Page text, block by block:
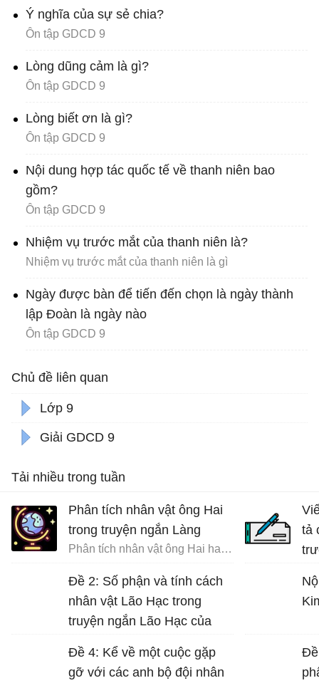
Ý nghĩa của sự sẻ chia?
Ôn tập GDCD 9
Lòng dũng cảm là gì?
Ôn tập GDCD 9
Lòng biết ơn là gì?
Ôn tập GDCD 9
Nội dung hợp tác quốc tế về thanh niên bao
gồm?
Ôn tập GDCD 9
Nhiệm vụ trước mắt của thanh niên là?
Nhiệm vụ trước mắt của thanh niên là gì
Ngày được bàn để tiến đến chọn là ngày thành
lập Đoàn là ngày nào
Ôn tập GDCD 9
Chủ đề liên quan
Lớp 9
Giải GDCD 9
Tải nhiều trong tuần
Phân tích nhân vật ông Hai
trong truyện ngắn Làng
Phân tích nhân vật ông Hai hay nhất
Đề 2: Số phận và tính cách
nhân vật Lão Hạc trong
truyện ngắn Lão Hạc của
Đề 4: Kể về một cuộc gặp
gỡ với các anh bộ đội nhân
tả
Đề